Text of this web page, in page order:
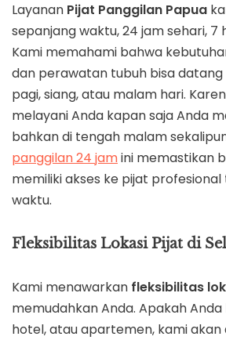
Layanan Pijat Panggilan Papua
sepanjang waktu, 24 jam sehari, 7
Kami memahami bahwa
dan perawatan tubuh bisa datang
pagi, siang, atau malam hari.
melayani Anda kapan saja Anda
bahkan di tengah malam
panggilan 24 jamini memastikan
memiliki akses ke pijat
waktu.
Fleksibilitas Lokasi Pijat di
Kami menawarkan fleksibilitas
memudahkan Anda. Apakah
hotel, atau apartemen, kami